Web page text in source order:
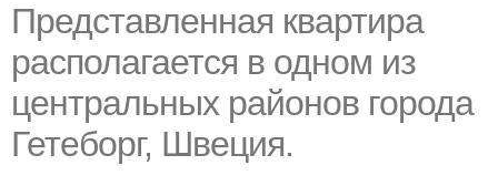
Представленная квартира
располагается в одном из
центральных районов города
Гетеборг, Швеция.